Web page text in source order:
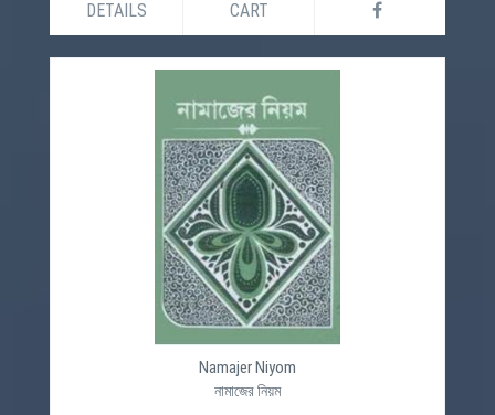
DETAILS CART
Namajer Niyom
নামাজের নিয়ম